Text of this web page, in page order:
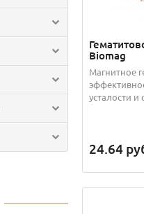
Biomag
Магнитное
усталости и
24.64